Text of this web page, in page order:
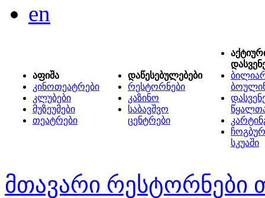
en
აფიშა
კინოთეატრები
კლუბები
მუზეუმები
თეატრები
დაწესებულებები
რესტორნები
კაზინო
საბავშვო
ცენტრები
სკუაში
მთავარი რესტორნები